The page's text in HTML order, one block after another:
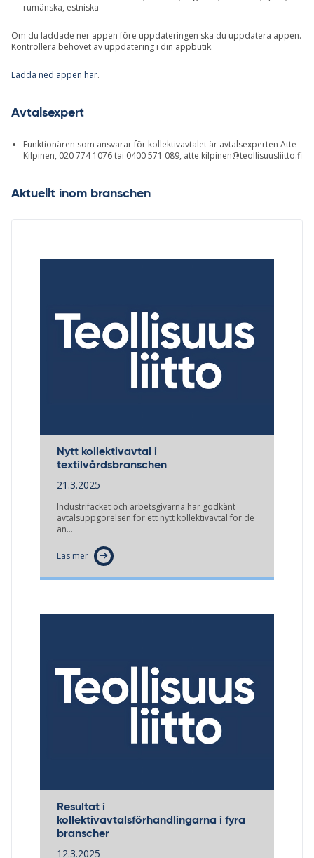
rumänska, estniska
Om du laddade ner appen före uppdateringen ska du uppdatera appen.
Kontrollera behovet av uppdatering i din appbutik.
Ladda ned appen här.
Avtalsexpert
Funktionären som ansvarar för kollektivavtalet är avtalsexperten Atte
Kilpinen, 020 774 1076 tai 0400 571 089, atte.kilpinen@teollisuusliitto.fi
Aktuellt inom branschen
Nytt kollektivavtal i
textilvårdsbranschen
21.3.2025
Industrifacket och arbetsgivarna har godkänt
avtalsuppgörelsen för ett nytt kollektivavtal för de
an…
Läs mer
Resultat i
kollektivavtalsförhandlingarna i fyra
branscher
12.3.2025